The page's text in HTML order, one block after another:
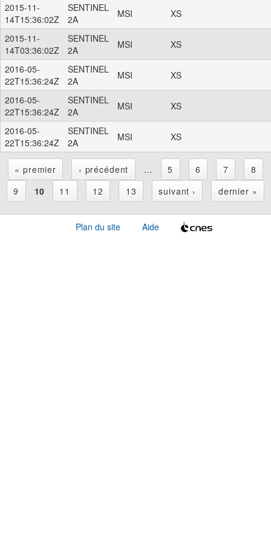
2015-11-
14T15:36:02Z
SENTINEL
2A
MSI XS
2015-11-
14T03:36:02Z
SENTINEL
2A
MSI XS
2016-05-
22T15:36:24Z
SENTINEL
2A
MSI XS
2016-05-
22T15:36:24Z
SENTINEL
2A
MSI XS
2016-05-
22T15:36:24Z
SENTINEL
2A
MSI XS
P
« premier ‹ précédent … 5 6 7
8
9
10 11 12 13 suivant › dernier »
Plan du site Aide